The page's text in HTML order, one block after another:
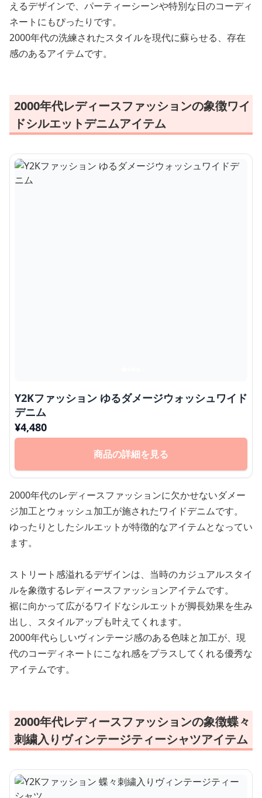
えるデザインで、パーティーシーンや特別な日のコーディ
ネートにもぴったりです。
2000年代の洗練されたスタイルを現代に蘇らせる、存在
感のあるアイテムです。
2000年代レディースファッションの象徴ワイ
ドシルエットデニムアイテム
Y2Kファッション ゆるダメージウォッシュワイド
デニム
¥4,480
商品の詳細を見る
2000年代のレディースファッションに欠かせないダメー
ジ加工とウォッシュ加工が施されたワイドデニムです。
ゆったりとしたシルエットが特徴的なアイテムとなってい
ます。
ストリート感溢れるデザインは、当時のカジュアルスタイ
ルを象徴するレディースファッションアイテムです。
裾に向かって広がるワイドなシルエットが脚長効果を生み
出し、スタイルアップも叶えてくれます。
2000年代らしいヴィンテージ感のある色味と加工が、現
代のコーディネートにこなれ感をプラスしてくれる優秀な
アイテムです。
2000年代レディースファッションの象徴蝶々
刺繍入りヴィンテージティーシャツアイテム